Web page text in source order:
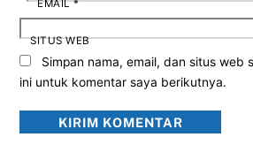
EMAIL*
SITUS WEB
Simpan nama, email, dan situs web
ini untuk komentar saya berikutnya.